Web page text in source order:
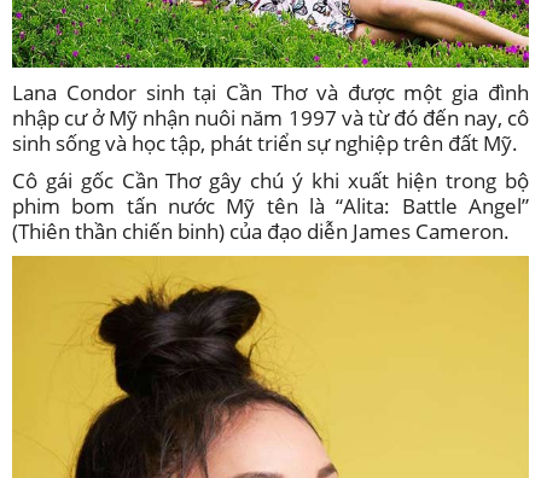
Lana Condor sinh tại Cần Thơ và được một gia đình
nhập cư ở Mỹ nhận nuôi năm 1997 và từ đó đến nay, cô
sinh sống và học tập, phát triển sự nghiệp trên đất Mỹ.
Cô gái gốc Cần Thơ gây chú ý khi xuất hiện trong bộ
phim bom tấn nước Mỹ tên là “Alita: Battle Angel”
(Thiên thần chiến binh) của đạo diễn James Cameron.